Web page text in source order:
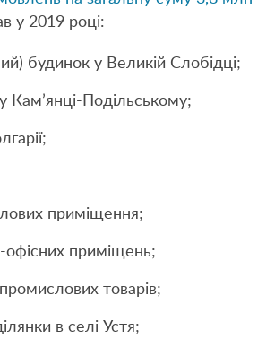
у 2019 році:
будинок у Великій Слобідці;
Кам’янці-Подільському;
приміщення;
офісних приміщень;
товарів;
в селі Устя;